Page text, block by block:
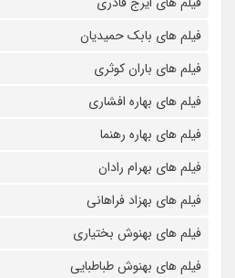
فیلم های بابک حمیدیان
فیلم های باران کوثری
فیلم های بهاره افشاری
فیلم های بهاره رهنما
فیلم های بهرام رادان
فیلم های بهزاد فراهانی
فیلم های بهنوش بختیاری
فیلم های بهنوش طباطبایی